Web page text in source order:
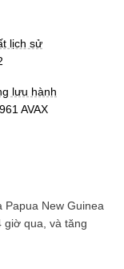
lịch sử
lưu hành
AVAX
Papua New Guinea
giờ qua, và tăng